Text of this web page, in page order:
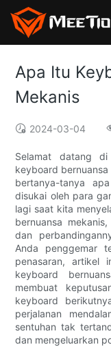
Apa Itu
Mekanis
2024-03-04
Selamat datang
keyboard
bertanya-tanya
disukai oleh para
lagi saat kita
bernuansa
dan
Anda penggemar
penasaran, artikel
keyboard
membuat
keyboard
perjalanan
sentuhan tak
dan mengeluarkan